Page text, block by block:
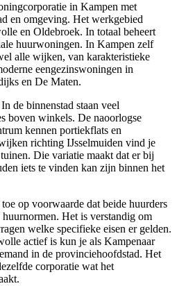
in Kampen met
en omgeving. Het werkgebied
en Oldebroek. In totaal beheert
huurwoningen. In Kampen zelf
alle wijken, van karakteristieke
eengezinswoningen in
en De Maten.
de binnenstad staan veel
boven winkels. De naoorlogse
kennen portiekflats en
richting IJsselmuiden vind je
Die variatie maakt dat er bij
iets te vinden kan zijn binnen het
toe op voorwaarde dat beide huurders
Het is verstandig om
welke specifieke eisen er gelden.
actief is kun je als Kampenaar
in de provinciehoofdstad. Het
corporatie wat het